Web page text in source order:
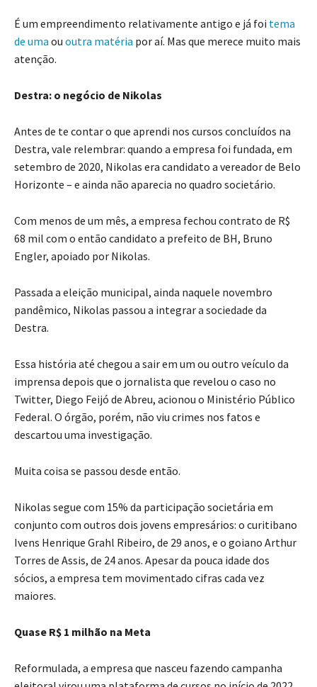
É um empreendimento relativamente antigo e já foi tema
de uma ou outra matéria por aí. Mas que merece muito mais
atenção.
Destra: o negócio de Nikolas
Antes de te contar o que aprendi nos cursos concluídos na
Destra, vale relembrar: quando a empresa foi fundada, em
setembro de 2020, Nikolas era candidato a vereador de Belo
Horizonte – e ainda não aparecia no quadro societário.
Com menos de um mês, a empresa fechou contrato de R$
68 mil com o então candidato a prefeito de BH, Bruno
Engler, apoiado por Nikolas.
Passada a eleição municipal, ainda naquele novembro
pandêmico, Nikolas passou a integrar a sociedade da
Destra.
Essa história até chegou a sair em um ou outro veículo da
imprensa depois que o jornalista que revelou o caso no
Twitter, Diego Feijó de Abreu, acionou o Ministério Público
Federal. O órgão, porém, não viu crimes nos fatos e
descartou uma investigação.
Muita coisa se passou desde então.
Nikolas segue com 15% da participação societária em
conjunto com outros dois jovens empresários: o curitibano
Ivens Henrique Grahl Ribeiro, de 29 anos, e o goiano Arthur
Torres de Assis, de 24 anos. Apesar da pouca idade dos
sócios, a empresa tem movimentado cifras cada vez
maiores.
Quase R$ 1 milhão na Meta
Reformulada, a empresa que nasceu fazendo campanha